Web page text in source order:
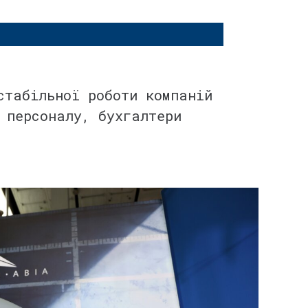
роботи компаній
бухгалтери